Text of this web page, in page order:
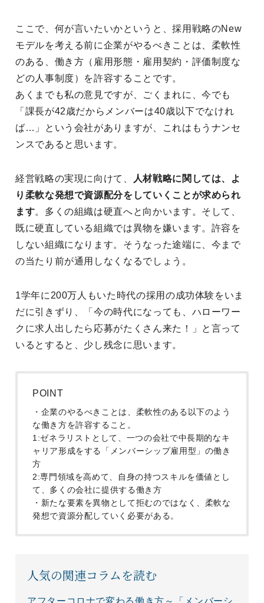
ここで、何が言いたいかというと、採用戦略のNew
モデルを考える前に企業がやるべきことは、柔軟性
のある、働き方（雇用形態・雇用契約・評価制度な
どの人事制度）を許容することです。
あくまでも私の意見ですが、ごくまれに、今でも
「課長が42歳だからメンバーは40歳以下でなけれ
ば…」という会社がありますが、これはもうナンセ
ンスであると思います。
経営戦略の実現に向けて、
人材戦略に関しては、よ
り柔軟な発想で資源配分をしていくことが求められ
ます。多くの組織は硬直へと向かいます。そして、
既に硬直している組織では異物を嫌います。許容を
しない組織になります。そうなった途端に、今まで
の当たり前が通用しなくなるでしょう。
1学年に200万人もいた時代の採用の成功体験をいま
だに引きずり、「今の時代になっても、ハローワー
クに求人出したら応募がたくさん来た！」と言って
いるとすると、少し残念に思います。
POINT
・企業のやるべきことは、柔軟性のある以下のよう
な働き方を許容すること。
1:ゼネラリストとして、一つの会社で中長期的なキ
ャリア形成をする「メンバーシップ雇用型」の働き
方
2:専門領域を高めて、自身の持つスキルを価値とし
て、多くの会社に提供する働き方
・新たな要素を異物として拒むのではなく、柔軟な
発想で資源分配していく必要がある。
人気の関連コラムを読む
アフターコロナで変わる働き方～「メンバーシ